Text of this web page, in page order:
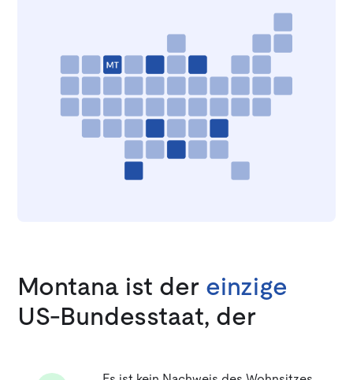
Montana ist der einzige
US-Bundesstaat, der